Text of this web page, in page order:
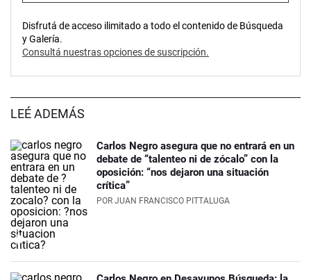
Disfrutá de acceso ilimitado a todo el contenido de Búsqueda
y Galería.
Consultá nuestras opciones de suscripción.
LEÉ ADEMÁS
Carlos Negro asegura que no entrará en un
debate de “talenteo ni de zócalo” con la
oposición: “nos dejaron una situación
crítica”
POR JUAN FRANCISCO PITTALUGA